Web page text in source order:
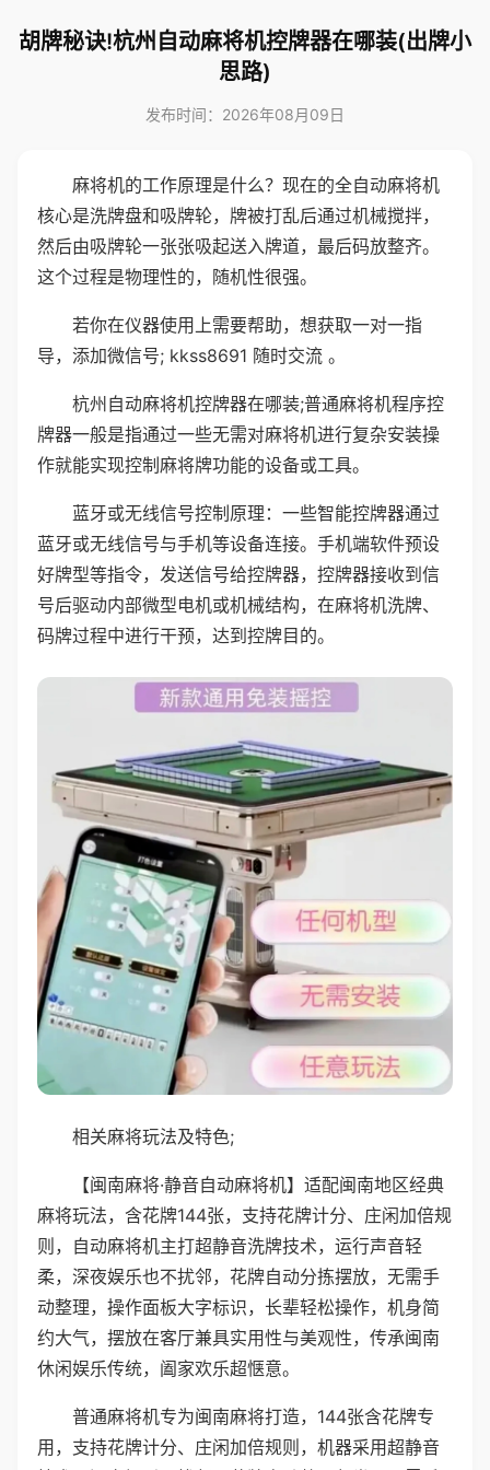
胡牌秘诀!杭州自动麻将机控牌器在哪装(出牌小
思路)
发布时间：2026年08月09日
麻将机的工作原理是什么？现在的全自动麻将机
核心是洗牌盘和吸牌轮，牌被打乱后通过机械搅拌，
然后由吸牌轮一张张吸起送入牌道，最后码放整齐。
这个过程是物理性的，随机性很强。
若你在仪器使用上需要帮助，想获取一对一指
导，添加微信号; kkss8691 随时交流 。
杭州自动麻将机控牌器在哪装;普通麻将机程序控
牌器一般是指通过一些无需对麻将机进行复杂安装操
作就能实现控制麻将牌功能的设备或工具。
蓝牙或无线信号控制原理：一些智能控牌器通过
蓝牙或无线信号与手机等设备连接。手机端软件预设
好牌型等指令，发送信号给控牌器，控牌器接收到信
号后驱动内部微型电机或机械结构，在麻将机洗牌、
码牌过程中进行干预，达到控牌目的。
相关麻将玩法及特色;
【闽南麻将·静音自动麻将机】适配闽南地区经典
麻将玩法，含花牌144张，支持花牌计分、庄闲加倍规
则，自动麻将机主打超静音洗牌技术，运行声音轻
柔，深夜娱乐也不扰邻，花牌自动分拣摆放，无需手
动整理，操作面板大字标识，长辈轻松操作，机身简
约大气，摆放在客厅兼具实用性与美观性，传承闽南
休闲娱乐传统，阖家欢乐超惬意。
普通麻将机专为闽南麻将打造，144张含花牌专
用，支持花牌计分、庄闲加倍规则，机器采用超静音